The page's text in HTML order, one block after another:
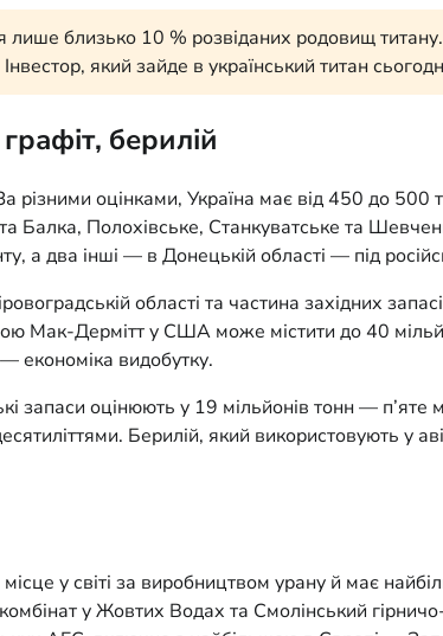
близько 10 % розвіданих родовищ титану.
який зайде в український титан
берилій
різними оцінками, Україна має від 450 до
Балка, Полохівське, Станкуватське та
а два інші — в Донецькій області — під
області та частина західних
Мак-Дермітт у США може містити до 40
економіка видобутку.
запаси оцінюють у 19 мільйонів тонн —
Берилій, який використовують у
у світі за виробництвом урану й має
у Жовтих Водах та Смолінський